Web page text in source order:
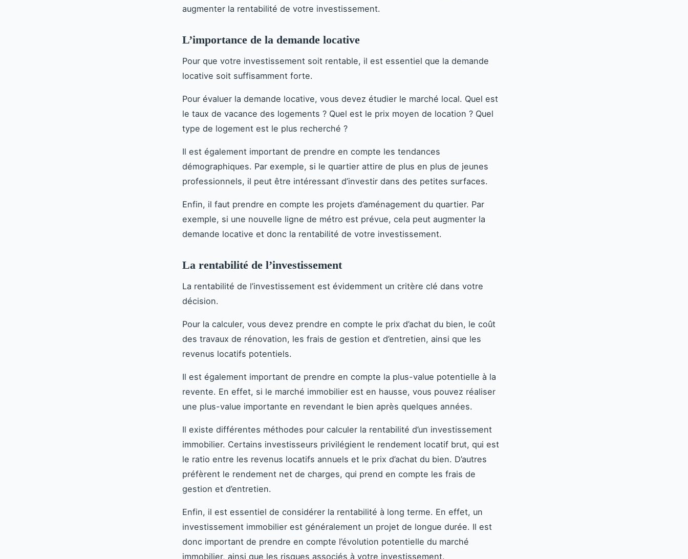
augmenter la rentabilité de votre investissement.
L’importance de la demande locative
Pour que votre investissement soit rentable, il est essentiel que la demande
locative soit suffisamment forte.
Pour évaluer la demande locative, vous devez étudier le marché local. Quel est
le taux de vacance des logements ? Quel est le prix moyen de location ? Quel
type de logement est le plus recherché ?
Il est également important de prendre en compte les tendances
démographiques. Par exemple, si le quartier attire de plus en plus de jeunes
professionnels, il peut être intéressant d’investir dans des petites surfaces.
Enfin, il faut prendre en compte les projets d’aménagement du quartier. Par
exemple, si une nouvelle ligne de métro est prévue, cela peut augmenter la
demande locative et donc la rentabilité de votre investissement.
La rentabilité de l’investissement
La rentabilité de l’investissement est évidemment un critère clé dans votre
décision.
Pour la calculer, vous devez prendre en compte le prix d’achat du bien, le coût
des travaux de rénovation, les frais de gestion et d’entretien, ainsi que les
revenus locatifs potentiels.
Il est également important de prendre en compte la plus-value potentielle à la
revente. En effet, si le marché immobilier est en hausse, vous pouvez réaliser
une plus-value importante en revendant le bien après quelques années.
Il existe différentes méthodes pour calculer la rentabilité d’un investissement
immobilier. Certains investisseurs privilégient le rendement locatif brut, qui est
le ratio entre les revenus locatifs annuels et le prix d’achat du bien. D’autres
préfèrent le rendement net de charges, qui prend en compte les frais de
gestion et d’entretien.
Enfin, il est essentiel de considérer la rentabilité à long terme. En effet, un
investissement immobilier est généralement un projet de longue durée. Il est
donc important de prendre en compte l’évolution potentielle du marché
immobilier, ainsi que les risques associés à votre investissement.